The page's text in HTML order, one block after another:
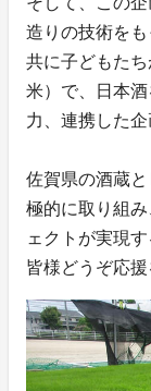
造りの技術を
共に子どもた
米）で、日本
力、連携した
佐賀県の酒蔵
極的に取り組
ェクトが実現
皆様どうぞ応援